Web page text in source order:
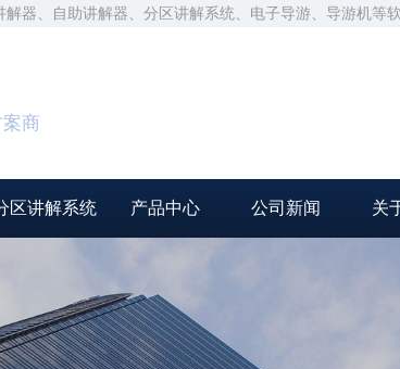
器、自助讲解器、分区讲解系统、电子导游、导游机等
商
区讲解系统 产品中心 公司新闻 关